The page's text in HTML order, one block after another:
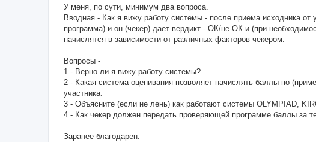
s
У меня, по сути, минимум два вопроса.
Вводная - Как я вижу работу системы - после приема исходника от
программа) и он (чекер) дает вердикт - ОК/не-ОК и (при
начислятся в зависимости от различных факторов чекером.
Вопросы -
1 - Верно ли я вижу работу системы?
2 - Какая система оценивания позволяет начислять баллы по
участника.
3 - Объясните (если не лень) как работают системы OLYMPIAD,
4 - Как чекер должен передать проверяющей программе баллы за
Заранее благодарен.